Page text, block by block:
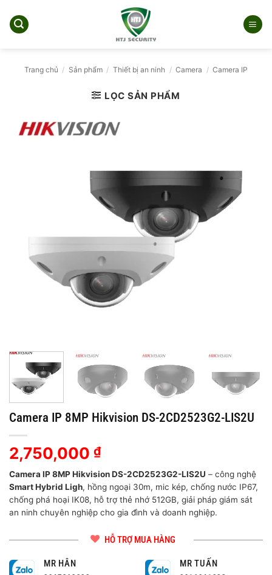
qua
Trang chủ / Sản phẩm / Thiết bị an ninh / Camera / Camera IP
LỌC SẢN PHẨM
Camera IP 8MP Hikvision DS-2CD2523G2-LIS2U
2,750,000 ₫
Camera IP 8MP Hikvision DS-2CD2523G2-LIS2U – công nghệ
Smart Hybrid Ligh, hồng ngoại 30m, mic kép, chống nước IP67,
chống phá hoại IK08, hỗ trợ thẻ nhớ 512GB, giải pháp giám sát
an ninh chuyên nghiệp cho gia đình và doanh nghiệp.
HỖ TRỢ MUA HÀNG
MR HÂN MR TUẤN